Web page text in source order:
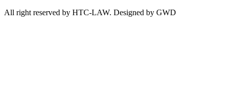
All right reserved by HTC-LAW. Designed by GWD